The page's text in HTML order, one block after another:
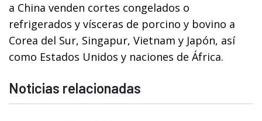
a China venden cortes congelados o
refrigerados y vísceras de porcino y bovino a
Corea del Sur, Singapur, Vietnam y Japón, así
como Estados Unidos y naciones de África.
Noticias relacionadas